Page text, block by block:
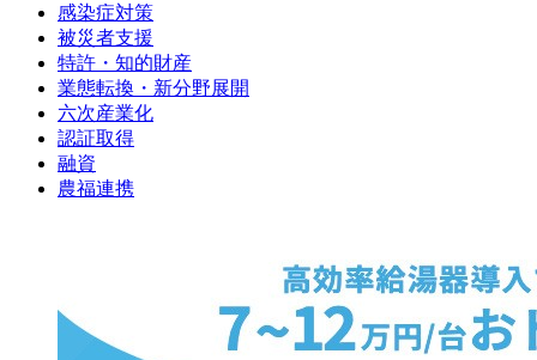
感染症対策
被災者支援
特許・知的財産
業態転換・新分野展開
六次産業化
認証取得
融資
農福連携